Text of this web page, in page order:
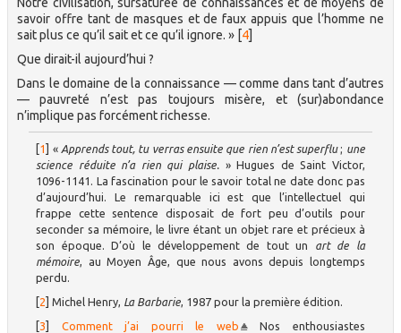
savoir offre tant de masques et de faux appuis que l’homme ne
sait plus ce qu’il sait et ce qu’il ignore. » [4]
Que dirait-il aujourd’hui ?
Dans le domaine de la connaissance — comme dans tant d’autres
— pauvreté n’est pas toujours misère, et (sur)abondance
n’implique pas forcément richesse.
[1] « Apprends tout, tu verras ensuite que rien n’est superflu; une
science réduite n’a rien qui plaise. » Hugues de Saint Victor,
1096-1141. La fascination pour le savoir total ne date donc pas
d’aujourd’hui. Le remarquable ici est que l’intellectuel qui
frappe cette sentence disposait de fort peu d’outils pour
seconder sa mémoire, le livre étant un objet rare et précieux à
son époque. D’où le développement de tout un art de la
mémoire, au Moyen Âge, que nous avons depuis longtemps
perdu.
[2]Michel Henry, La Barbarie, 1987 pour la première édition.
[3] Comment j’ai pourri le web
Nos enthousiastes